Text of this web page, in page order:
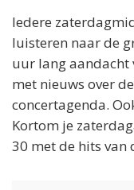
Iedere
luisteren naar de
uur lang aandacht
met nieuws over
concertagenda.
Kortom je
30 met de hits van